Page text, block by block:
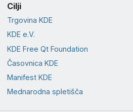
Cilji
Trgovina KDE
KDE e.V.
KDE Free Qt Foundation
Časovnica KDE
Manifest KDE
Mednarodna spletišča